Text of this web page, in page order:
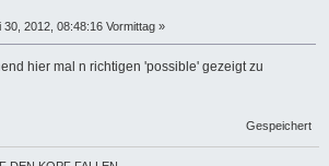
30, 2012, 08:48:16 Vormittag »
hier mal n richtigen 'possible' gezeigt zu
Gespeichert